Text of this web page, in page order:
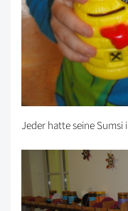
Jeder hatte seine